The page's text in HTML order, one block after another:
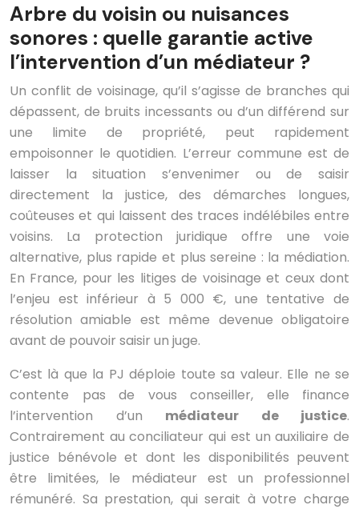
Arbre du voisin ou nuisances
sonores : quelle garantie active
l’intervention d’un médiateur ?
Un conflit de voisinage, qu’il s’agisse de branches qui
dépassent, de bruits incessants ou d’un différend sur
une limite de propriété, peut rapidement
empoisonner le quotidien. L’erreur commune est de
laisser la situation s’envenimer ou de saisir
directement la justice, des démarches longues,
coûteuses et qui laissent des traces indélébiles entre
voisins. La protection juridique offre une voie
alternative, plus rapide et plus sereine : la médiation.
En France, pour les litiges de voisinage et ceux dont
l’enjeu est inférieur à 5 000 €, une tentative de
résolution amiable est même devenue obligatoire
avant de pouvoir saisir un juge.
C’est là que la PJ déploie toute sa valeur. Elle ne se
contente pas de vous conseiller, elle finance
l’intervention d’un médiateur de justice.
Contrairement au conciliateur qui est un auxiliaire de
justice bénévole et dont les disponibilités peuvent
être limitées, le médiateur est un professionnel
rémunéré. Sa prestation, qui serait à votre charge